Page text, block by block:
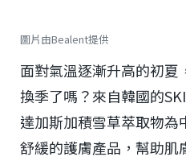
圖片由Bealent提供
面對氣溫逐漸升高的初
換季了嗎？來自韓國的
達加斯加積雪草萃取物為
舒緩的護膚產品，幫助肌